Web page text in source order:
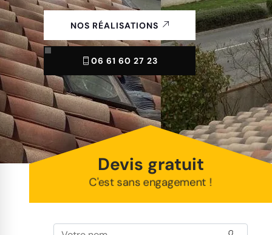
NOS RÉALISATIONS
06 61 60 27 23
Devis gratuit
C'est sans engagement !